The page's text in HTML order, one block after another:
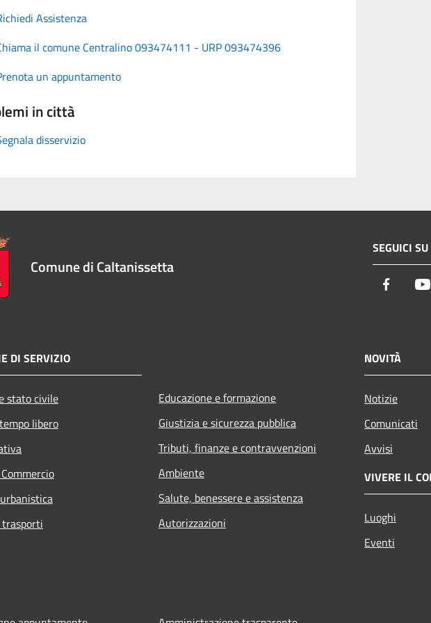
Assistenza
il comune Centralino 093474111 - URP 093474396
un appuntamento
in città
disservizio
Comune di Caltanissetta
SEGUICI SU
DI SERVIZIO
stato civile
libero
Educazione e formazione
Giustizia e sicurezza pubblica
Tributi, finanze e contravvenzioni
Ambiente
Salute, benessere e assistenza
Autorizzazioni
NOVITÀ
Notizie
Comunicati
Avvisi
VIVERE IL
Luoghi
Eventi